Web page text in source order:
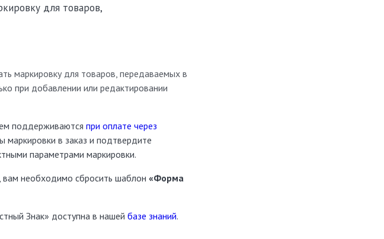
для товаров,
маркировку для товаров, передаваемых в
при добавлении или редактировании
поддерживаются при оплате через
маркировки в заказ и подтвердите
параметрами маркировки.
вам необходимо сбросить шаблон «Форма
Знак» доступна в нашей базе знаний.